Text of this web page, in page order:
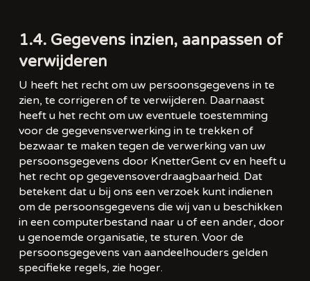
1.4. Gegevens inzien, aanpassen of
verwijderen
U heeft het recht om uw persoonsgegevens in te
zien, te corrigeren of te verwijderen. Daarnaast
heeft u het recht om uw eventuele toestemming
voor de gegevensverwerking in te trekken of
bezwaar te maken tegen de verwerking van uw
persoonsgegevens door KnetterGent cv en heeft u
het recht op gegevensoverdraagbaarheid. Dat
betekent dat u bij ons een verzoek kunt indienen
om de persoonsgegevens die wij van u beschikken
in een computerbestand naar u of een ander, door
u genoemde organisatie, te sturen. Voor de
persoonsgegevens van aandeelhouders gelden
specifieke regels, zie hoger.